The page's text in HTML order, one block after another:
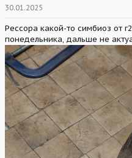
30.01.2025
Рессора какой-то симбиоз от
понедельника, дальше не